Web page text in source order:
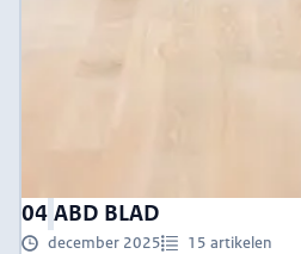
04 ABD BLAD
december 2025 15 artikelen